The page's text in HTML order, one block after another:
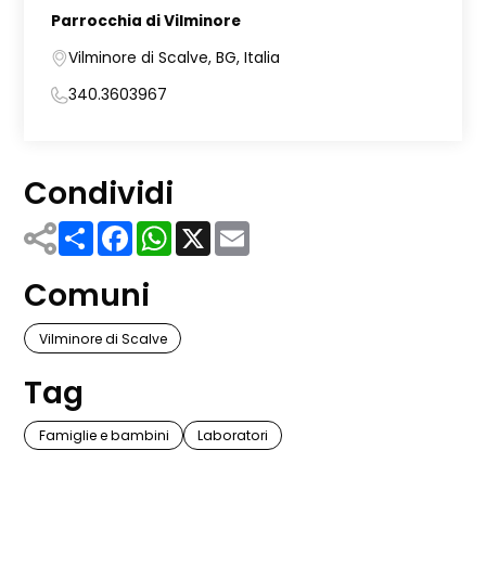
Parrocchia di Vilminore
Vilminore di Scalve, BG, Italia
340.3603967
Condividi
ShareFacebook
WhatsApp
X
Comuni
Vilminore di Scalve
Tag
Famiglie e bambini Laboratori